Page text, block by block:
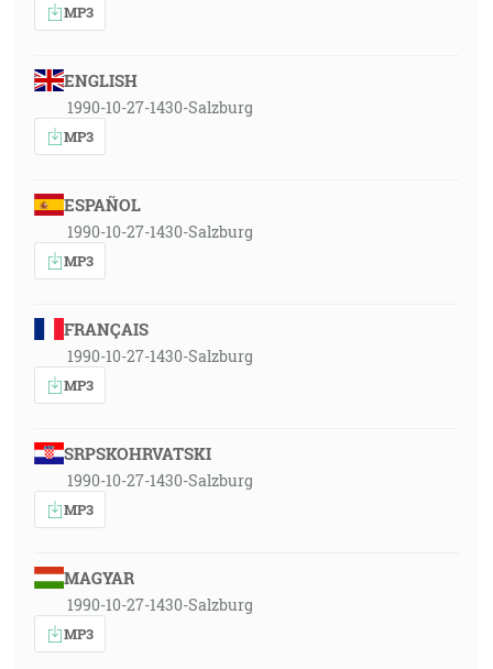
MP3
ENGLISH
1990-10-27-1430-Salzburg
MP3
ESPAÑOL
1990-10-27-1430-Salzburg
MP3
FRANÇAIS
1990-10-27-1430-Salzburg
MP3
SRPSKOHRVATSKI
1990-10-27-1430-Salzburg
MP3
MAGYAR
1990-10-27-1430-Salzburg
MP3